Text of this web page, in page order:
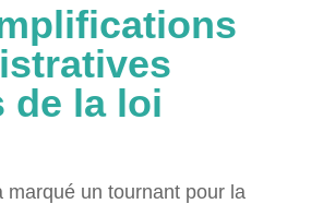
de la loi
marqué un tournant pour la